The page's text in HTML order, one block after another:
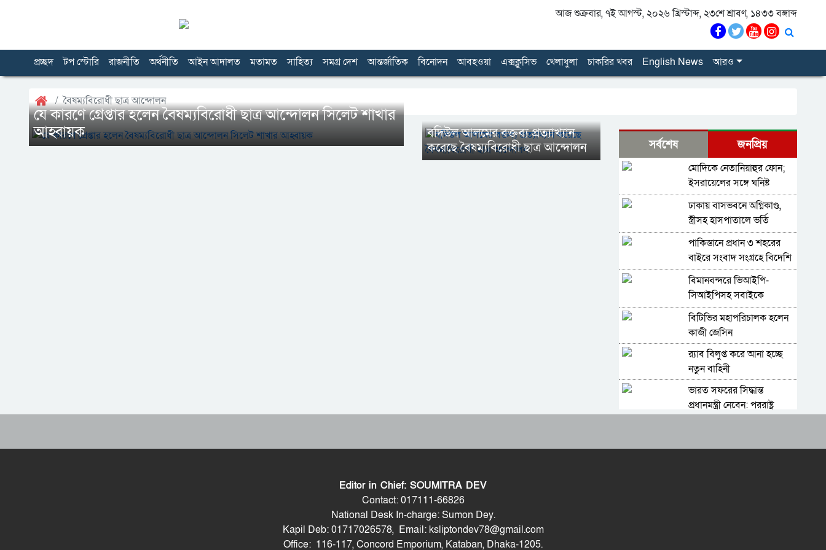
আজ শুক্রবার, ৭ই আগস্ট, ২০২৬ খ্রিস্টাব্দ, ২৩শে শ্রাবণ, ১৪৩৩ বঙ্গাব্দ
প্রচ্ছদ টপ স্টোরি রাজনীতি অর্থনীতি আইন আদালত মতামত সাহিত্য সমগ্র দেশ আন্তর্জাতিক বিনোদন আবহওয়া এক্সক্লুসিভ খেলাধুলা চাকরির খবর English News আরও
বৈষম্যবিরোধী ছাত্র আন্দোলন
যে কারণে গ্রেপ্তার হলেন বৈষম্যবিরোধী ছাত্র আন্দোলন সিলেট শাখার
আহ্বায়ক
বদিউল আলমের বক্তব্য প্রত্যাখ্যান
করেছে বৈষম্যবিরোধী ছাত্র আন্দোলন
সর্বশেষ জনপ্রিয়
মোদিকে নেতানিয়াহুর ফোন;
ইসরায়েলের সঙ্গে ঘনিষ্ট
সম্পর্ক গড়তে চায় ভারত
ঢাকায় বাসভবনে অগ্নিকাণ্ড,
স্ত্রীসহ হাসপাতালে ভর্তি
পাকিস্তান হাইকমিশনার
পাকিস্তানে প্রধান ৩ শহরের
বাইরে সংবাদ সংগ্রহে বিদেশি
গণমাধ্যমের ওপর বিধিনিষেধ
বিমানবন্দরে ভিআইপি-
সিআইপিসহ সবাইকে
তল্লাশির নির্দেশ
বিটিভির মহাপরিচালক হলেন
কাজী জেসিন
র‍্যাব বিলুপ্ত করে আনা হচ্ছে
নতুন বাহিনী
ভারত সফরের সিদ্ধান্ত
প্রধানমন্ত্রী নেবেন: পররাষ্ট্র
Editor in Chief: SOUMITRA DEV
Contact: 017111-66826
National Desk In-charge: Sumon Dey.
Kapil Deb: 01717026578, Email: ksliptondev78@gmail.com
Office: 116-117, Concord Emporium, Kataban, Dhaka-1205.